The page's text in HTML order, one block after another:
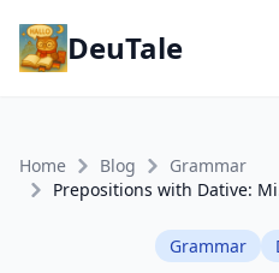
DeuTale
Home Blog
Grammar
Grammar